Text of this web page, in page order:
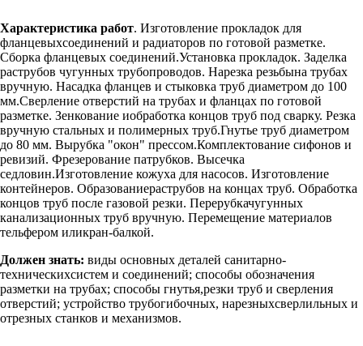
Характеристика работ. Изготовление прокладок для
фланцевыхсоединений и радиаторов по готовой разметке.
Сборка фланцевых соединений.Установка прокладок. Заделка
раструбов чугунных трубопроводов. Нарезка резьбына трубах
вручную. Насадка фланцев и стыковка труб диаметром до 100
мм.Сверление отверстий на трубах и фланцах по готовой
разметке. Зенкование иобработка концов труб под сварку. Резка
вручную стальных и полимерных труб.Гнутье труб диаметром
до 80 мм. Вырубка "окон" прессом.Комплектование сифонов и
ревизий. Фрезерование патрубков. Высечка
седловин.Изготовление кожуха для насосов. Изготовление
контейнеров. Образованиераструбов на концах труб. Обработка
концов труб после газовой резки. Перерубкачугунных
канализационных труб вручную. Перемещение материалов
тельфером иликран-балкой.
Должен знать: виды основных деталей санитарно-
техническихсистем и соединений; способы обозначения
разметки на трубах; способы гнутья,резки труб и сверления
отверстий; устройство трубогибочных, нарезныхсверлильных и
отрезных станков и механизмов.